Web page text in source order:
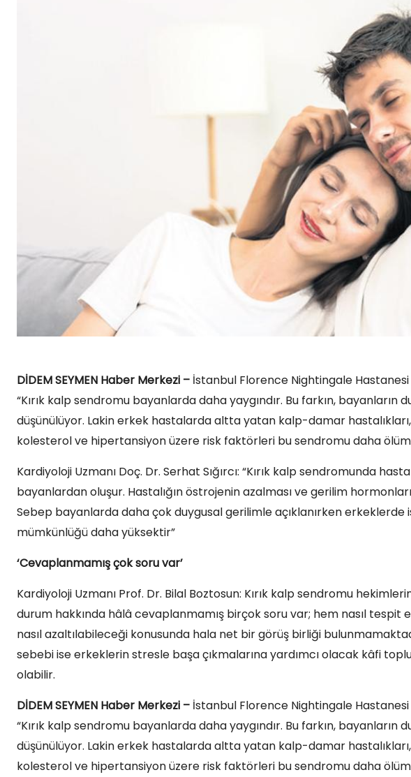
DİDEM SEYMEN Haber Merkezi – İstanbul Florence Nightingale Hastanesi
“Kırık kalp sendromu bayanlarda daha yaygındır. Bu farkın, bayanların
düşünülüyor. Lakin erkek hastalarda altta yatan kalp-damar
kolesterol ve hipertansiyon üzere risk faktörleri bu sendromu daha
Kardiyoloji Uzmanı Doç. Dr. Serhat Sığırcı: “Kırık kalp sendromunda
bayanlardan oluşur. Hastalığın östrojenin azalması ve gerilim
Sebep bayanlarda daha çok duygusal gerilimle açıklanırken
mümkünlüğü daha yüksektir”
‘Cevaplanmamış çok soru var’
Kardiyoloji Uzmanı Prof. Dr. Bilal Boztosun: Kırık kalp sendromu
durum hakkında hâlâ cevaplanmamış birçok soru var; hem nasıl
nasıl azaltılabileceği konusunda hala net bir görüş birliği
sebebi ise erkeklerin stresle başa çıkmalarına yardımcı olacak kâfi
olabilir.
DİDEM SEYMEN Haber Merkezi – İstanbul Florence Nightingale Hastanesi
“Kırık kalp sendromu bayanlarda daha yaygındır. Bu farkın, bayanların
düşünülüyor. Lakin erkek hastalarda altta yatan kalp-damar
kolesterol ve hipertansiyon üzere risk faktörleri bu sendromu daha